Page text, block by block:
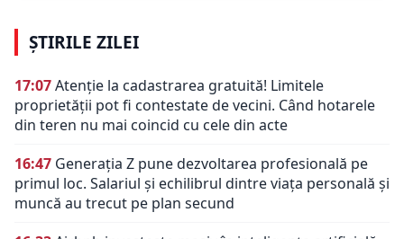
ȘTIRILE ZILEI
17:07Atenție la cadastrarea gratuită! Limitele
proprietății pot fi contestate de vecini. Când hotarele
din teren nu mai coincid cu cele din acte
16:47 Generația Z pune dezvoltarea profesională pe
primul loc. Salariul și echilibrul dintre viața personală și
muncă au trecut pe plan secund